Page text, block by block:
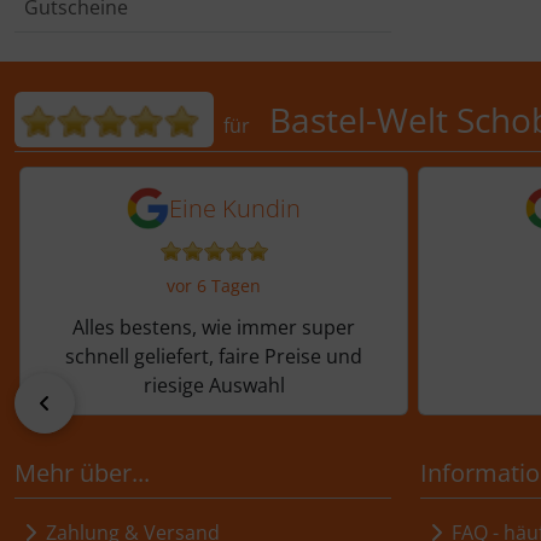
Gutscheine
Bewertungen für Bastel-Welt
für Bastel-Welt
5 von 5 Sternen von einer
Eine Kundin
vor 6 Tagen
Alles bestens, wie immer super
schnell geliefert, faire Preise und
riesige Auswahl
5
Mehr über...
Zahlung & Versand FAQ -